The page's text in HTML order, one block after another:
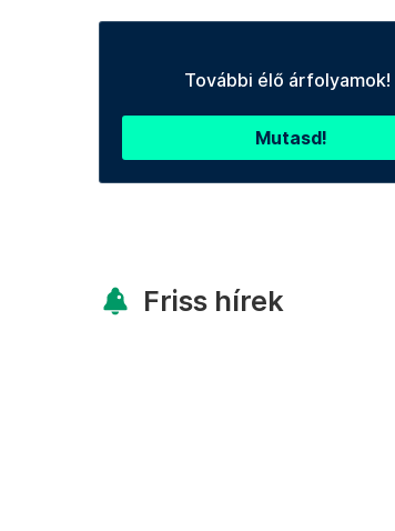
További élő árfolyamok!
Mutasd!
Friss hírek